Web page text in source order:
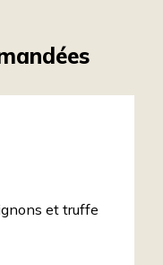
et truffe